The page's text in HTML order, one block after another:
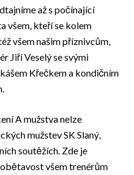
až s počínající
všem, kteří se kolem
všem našim příznivcům,
Jiří Veselý se svými
Křečkem a kondičním
A mužstva nelze
mužstev SK Slaný,
soutěžích. Zde je
všem trenérům